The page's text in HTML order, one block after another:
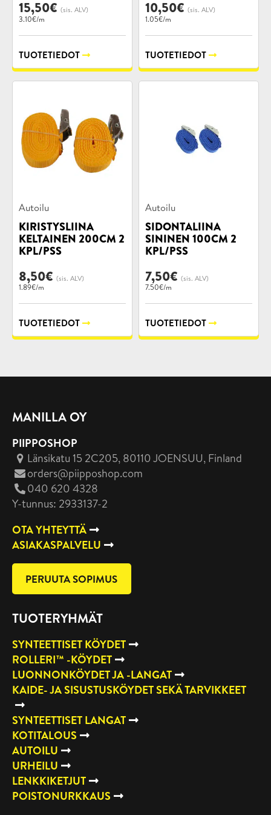
15,50€ (sis. ALV)
3.10€/m
TUOTETIEDOT
10,50€ (sis. ALV)
1.05€/m
TUOTETIEDOT
Tuotekategoriat:
Autoilu
KIRISTYSLIINA
KELTAINEN 200CM 2
KPL/PSS
8,50€ (sis. ALV)
1.89€/m
TUOTETIEDOT
Tuotekategoriat:
Autoilu
SIDONTALIINA
SININEN 100CM 2
KPL/PSS
7,50€ (sis. ALV)
7.50€/m
TUOTETIEDOT
MANILLA OY
PIIPPOSHOP
Länsikatu 15 2C205, 80110 JOENSUU, Finland
orders@piipposhop.com
040 620 4328
Y-tunnus: 2933137-2
OTA YHTEYTTÄ
ASIAKASPALVELU
PERUUTA SOPIMUS
TUOTERYHMÄT
SYNTEETTISET KÖYDET
ROLLERI™ -KÖYDET
LUONNONKÖYDET JA -LANGAT
KAIDE- JA SISUSTUSKÖYDET SEKÄ TARVIKKEET
SYNTEETTISET LANGAT
KOTITALOUS
AUTOILU
URHEILU
LENKKIKETJUT
POISTONURKKAUS